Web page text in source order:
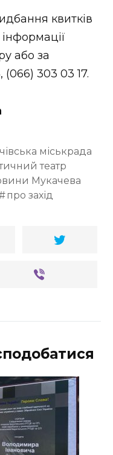
квитків
або за
303 03 17.
міськрада
театр
Мукачева
про захід